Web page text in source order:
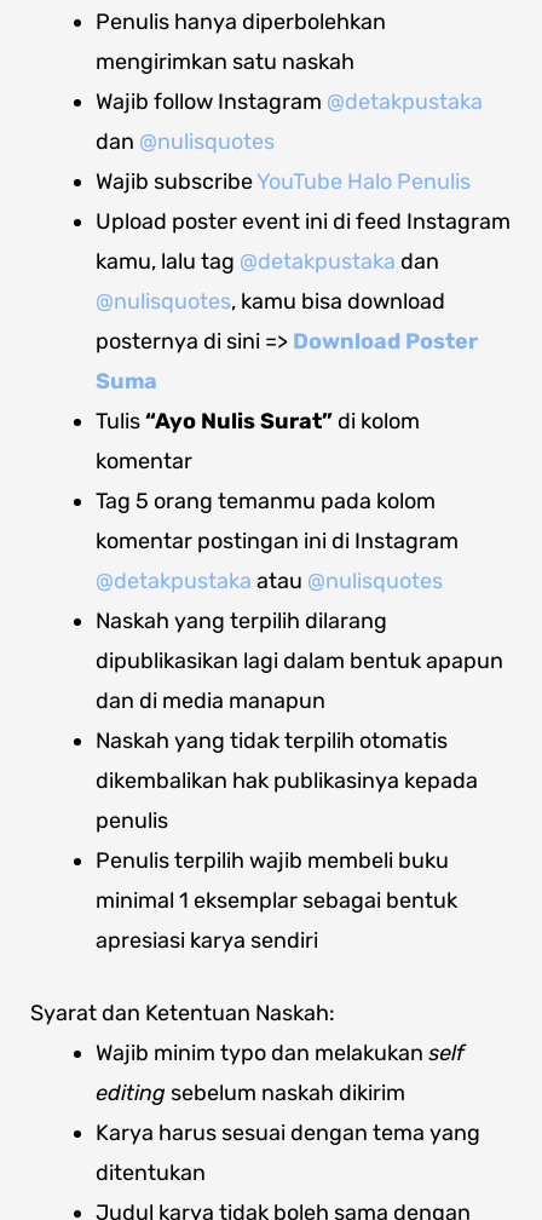
Penulis hanya diperbolehkan
mengirimkan satu naskah
Wajib follow Instagram @detakpustaka
dan @nulisquotes
Wajib subscribeYouTube Halo Penulis
Upload poster event ini di feed Instagram
kamu, lalu tag @detakpustaka dan
@nulisquotes, kamu bisa download
posternya di sini => Download Poster
Suma
Tulis“Ayo Nulis Surat”di kolom
komentar
Tag 5 orang temanmu pada kolom
komentar postingan ini di Instagram
@detakpustaka atau @nulisquotes
Naskah yang terpilih dilarang
dipublikasikan lagi dalam bentuk apapun
dan di media manapun
Naskah yang tidak terpilih otomatis
dikembalikan hak publikasinya kepada
penulis
Penulis terpilih wajib membeli buku
minimal 1 eksemplar sebagai bentuk
apresiasi karya sendiri
Syarat dan Ketentuan Naskah:
Wajib minim typo dan melakukan self
editing sebelum naskah dikirim
Karya harus sesuai dengan tema yang
ditentukan
Judul karya tidak boleh sama dengan